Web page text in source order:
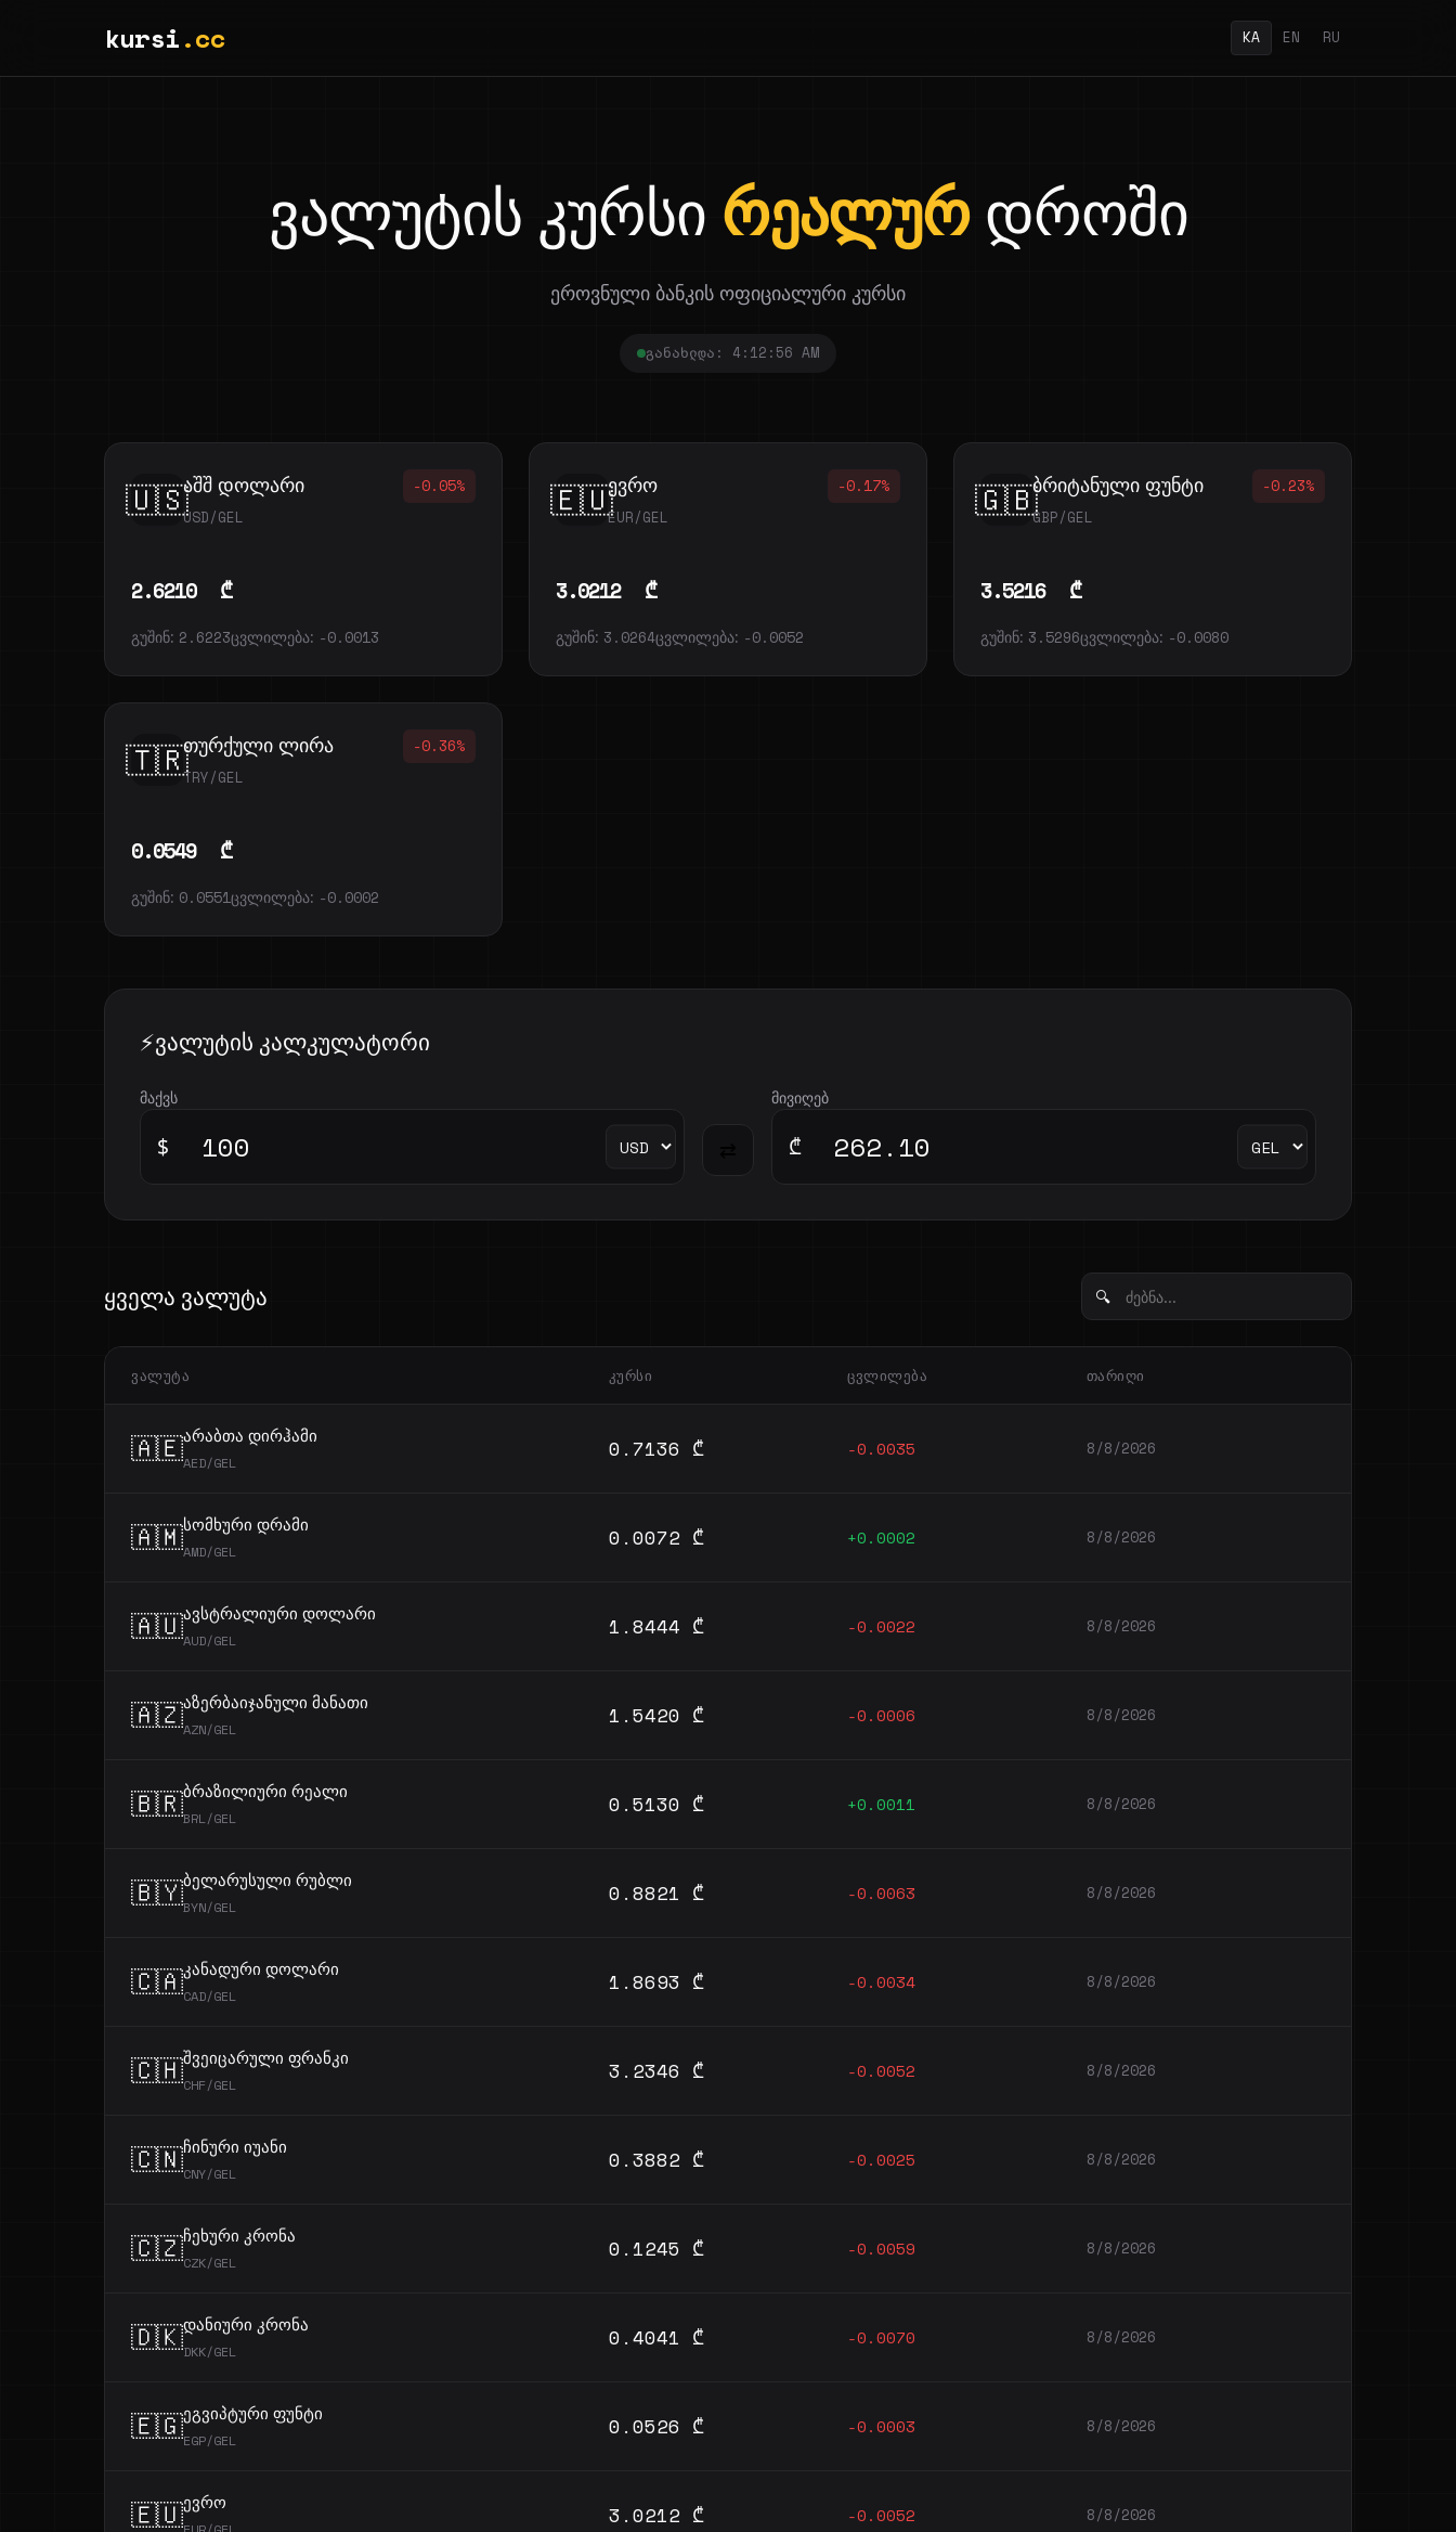
kursi.cc KA EN RU
ვალუტის კურსი რეალურდროში
ეროვნული ბანკის ოფიციალური კურსი
განახლდა: 4:12:56 AM
🇺🇸აშშ დოლარი
USD/GEL
-0.05%
2.6210 ₾
გუშინ: 2.6223ცვლილება: -0.0013
🇪🇺ევრო
EUR/GEL
-0.17%
3.0212 ₾
გუშინ: 3.0264ცვლილება: -0.0052
🇬🇧ბრიტანული ფუნტი
GBP/GEL
-0.23%
3.5216 ₾
გუშინ: 3.5296ცვლილება: -0.0080
🇹🇷თურქული ლირა
TRY/GEL
-0.36%
0.0549 ₾
გუშინ: 0.0551ცვლილება: -0.0002
ვალუტის კალკულატორი
მაქვს
$
მივიღებ
₾
ყველა ვალუტა
ᲕᲐᲚᲣᲢᲐ ᲙᲣᲠᲡᲘ ᲪᲕᲚᲘᲚᲔᲑᲐ ᲗᲐᲠᲘᲦᲘ
🇦🇪არაბთა დირჰამი
AED/GEL 0.7136 ₾ -0.0035 8/8/2026
🇦🇲სომხური დრამი
AMD/GEL 0.0072 ₾ +0.0002 8/8/2026
🇦🇺ავსტრალიური დოლარი
AUD/GEL 1.8444 ₾ -0.0022 8/8/2026
🇦🇿აზერბაიჯანული მანათი
AZN/GEL 1.5420 ₾ -0.0006 8/8/2026
🇧🇷ბრაზილიური რეალი
BRL/GEL 0.5130 ₾ +0.0011 8/8/2026
🇧🇾ბელარუსული რუბლი
BYN/GEL 0.8821 ₾ -0.0063 8/8/2026
🇨🇦კანადური დოლარი
CAD/GEL 1.8693 ₾ -0.0034 8/8/2026
🇨🇭შვეიცარული ფრანკი
CHF/GEL 3.2346 ₾ -0.0052 8/8/2026
🇨🇳ჩინური იუანი
CNY/GEL 0.3882 ₾ -0.0025 8/8/2026
🇨🇿ჩეხური კრონა
CZK/GEL 0.1245 ₾ -0.0059 8/8/2026
🇩🇰დანიური კრონა
DKK/GEL 0.4041 ₾ -0.0070 8/8/2026
🇪🇬ეგვიპტური ფუნტი
EGP/GEL 0.0526 ₾ -0.0003 8/8/2026
🇪🇺ევრო 3.0212 ₾ -0.0052 8/8/2026